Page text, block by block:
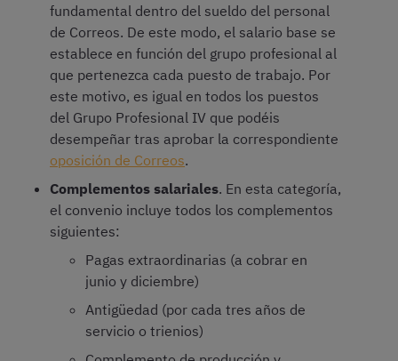
fundamental dentro del sueldo del personal
de Correos. De este modo, el salario base se
establece en función del grupo profesional al
que pertenezca cada puesto de trabajo. Por
este motivo, es igual en todos los puestos
del Grupo Profesional IV que podéis
desempeñar tras aprobar la correspondiente
oposición de Correos.
Complementos salariales. En esta categoría,
el convenio incluye todos los complementos
siguientes:
Pagas extraordinarias (a cobrar en
junio y diciembre)
Antigüedad (por cada tres años de
servicio o trienios)